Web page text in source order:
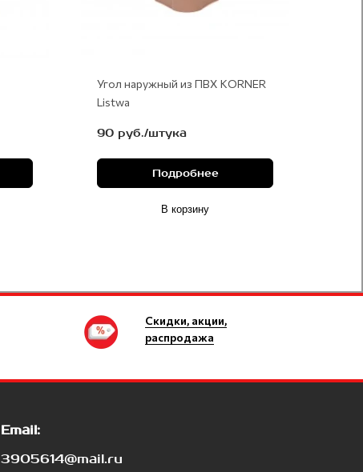
Угол наружный из ПВХ KORNER
Listwa
90 руб./штука
Подробнее
В корзину
Скидки, акции,
распродажа
Email:
3905614@mail.ru